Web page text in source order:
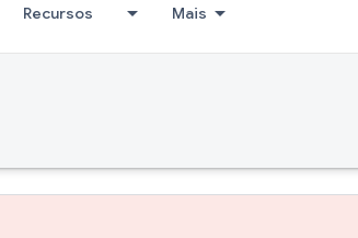
Recursos Mais